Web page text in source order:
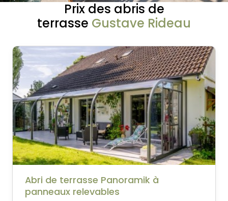
Prix des abris de
terrasse Gustave Rideau
Abri de terrasse Panoramik à
panneaux relevables